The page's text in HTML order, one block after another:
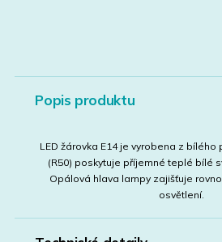
Popis produktu
LED žárovka E14 je vyrobena z bílého
(R50) poskytuje příjemné teplé bílé
Opálová hlava lampy zajišťuje
osvětlení.